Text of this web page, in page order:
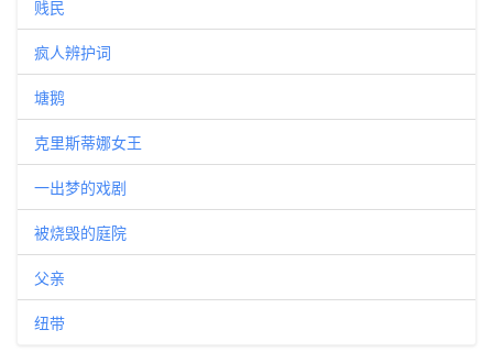
贱民
疯人辨护词
塘鹅
克里斯蒂娜女王
一出梦的戏剧
被烧毁的庭院
父亲
纽带